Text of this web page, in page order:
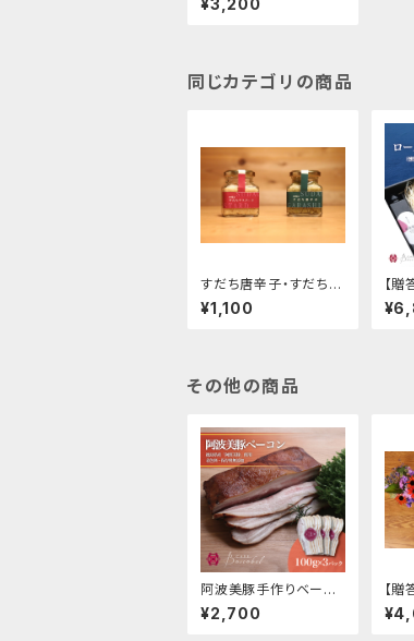
同じカテゴリの商品
すだち唐辛子・すだちマ
スタード詰め合わせ
¥1,100
【
ロー
ット
その他の商品
阿波美豚手作りベーコ
ン（冷凍）
¥2,700
【
スダ
詰め